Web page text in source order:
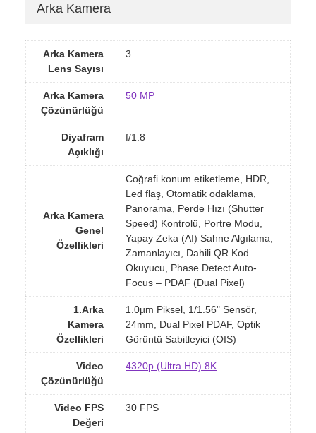
Arka Kamera
Arka Kamera
Lens Sayısı
3
Arka Kamera
Çözünürlüğü
50 MP
Diyafram
Açıklığı
f/1.8
Arka Kamera
Genel
Özellikleri
Coğrafi konum etiketleme, HDR,
Led flaş, Otomatik odaklama,
Panorama, Perde Hızı (Shutter
Speed) Kontrolü, Portre Modu,
Yapay Zeka (AI) Sahne Algılama,
Zamanlayıcı, Dahili QR Kod
Okuyucu, Phase Detect Auto-
Focus – PDAF (Dual Pixel)
1.Arka
Kamera
Özellikleri
1.0µm Piksel, 1/1.56" Sensör,
24mm, Dual Pixel PDAF, Optik
Görüntü Sabitleyici (OIS)
Video
Çözünürlüğü
4320p (Ultra HD) 8K
Video FPS
Değeri
30 FPS